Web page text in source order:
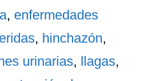
, enfermedades
, hinchazón,
urinarias, llagas,